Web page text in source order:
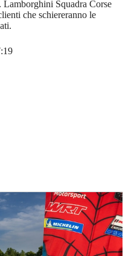
Squadra Corse
che schiereranno le